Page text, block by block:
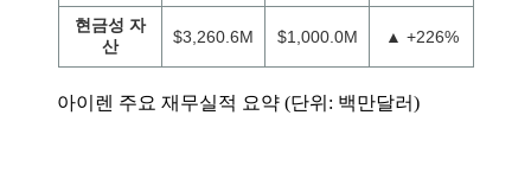
현금성 자
산
$3,260.6M $1,000.0M ▲ +226%
아이렌 주요 재무실적 요약 (단위: 백만달러)